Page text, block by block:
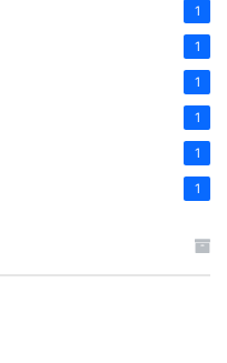
1
1
1
1
1
1